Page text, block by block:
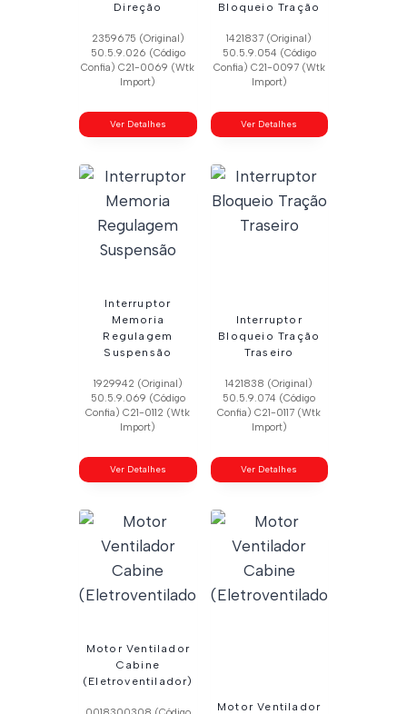
Direção
2359675 (Original)
50.5.9.026 (Código
Confia) C21-0069 (Wtk
Import)
Ver Detalhes
Bloqueio Tração
1421837 (Original)
50.5.9.054 (Código
Confia) C21-0097 (Wtk
Import)
Ver Detalhes
Interruptor
Memoria
Regulagem
Suspensão
1929942 (Original)
50.5.9.069 (Código
Confia) C21-0112 (Wtk
Import)
Ver Detalhes
Interruptor
Bloqueio Tração
Traseiro
1421838 (Original)
50.5.9.074 (Código
Confia) C21-0117 (Wtk
Import)
Ver Detalhes
Motor Ventilador
Cabine
(Eletroventilador)
Motor Ventilador